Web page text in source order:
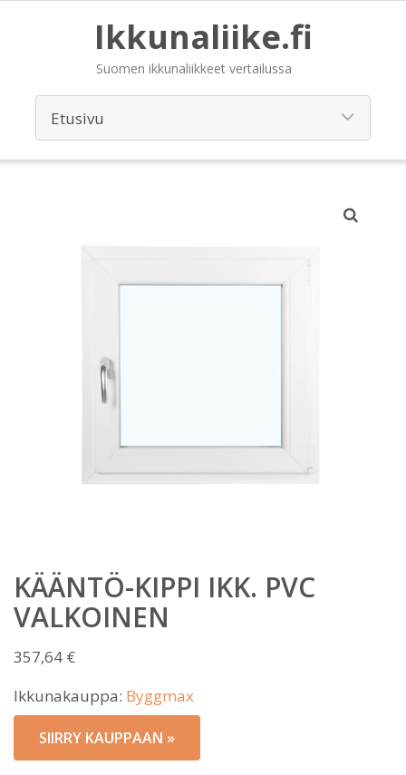
Ikkunaliike.fi
Suomen ikkunaliikkeet vertailussa
KÄÄNTÖ-KIPPI IKK. PVC
VALKOINEN
357,64 €
Ikkunakauppa: Byggmax
SIIRRY KAUPPAAN »